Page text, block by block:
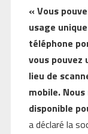
« Vous
usage
téléphone
vous pouvez
lieu de
mobile.
disponible
a déclaré la